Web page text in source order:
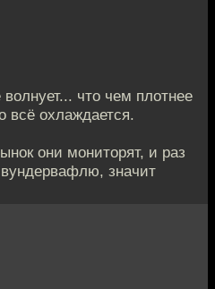
что чем плотнее
всё охлаждается.
они мониторят, и раз
значит